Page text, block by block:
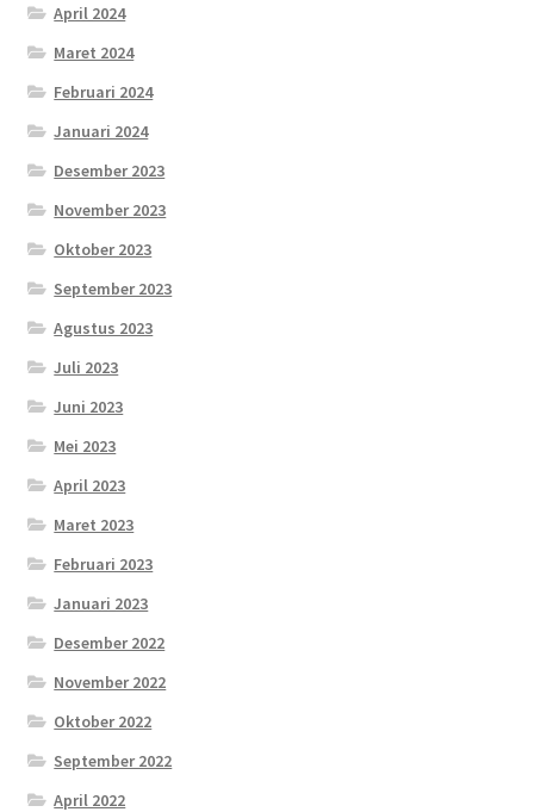
April 2024
Maret 2024
Februari 2024
Januari 2024
Desember 2023
November 2023
Oktober 2023
September 2023
Agustus 2023
Juli 2023
Juni 2023
Mei 2023
April 2023
Maret 2023
Februari 2023
Januari 2023
Desember 2022
November 2022
Oktober 2022
September 2022
April 2022